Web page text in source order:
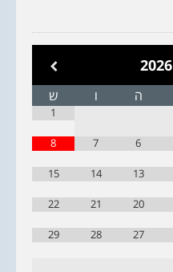
2026
ה ו ש
1
6
7
8
13
14
15
20
21
22
27
28
29